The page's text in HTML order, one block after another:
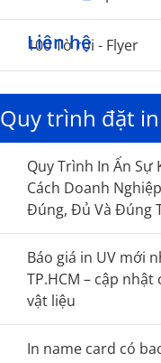
100 Tờ rơi - Flyer
Liên hệ
Quy trình đặt in
Quy Trình In Ấn Sự
Cách Doanh
Đúng, Đủ Và Đúng
Báo giá in UV mới
TP.HCM – cập
vật liệu
In name card có